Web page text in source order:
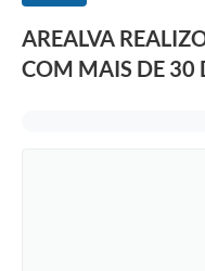
AREALVA
COM MAIS DE 30